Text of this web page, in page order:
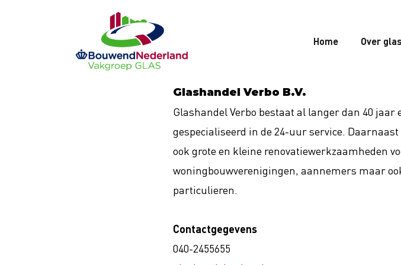
Home Over glas
Glashandel Verbo B.V.
Glashandel Verbo bestaat al langer dan 40 jaar
gespecialiseerd in de 24-uur service. Daarnaast
ook grote en kleine renovatiewerkzaamheden
woningbouwverenigingen, aannemers maar
particulieren.
Contactgegevens
040-2455655